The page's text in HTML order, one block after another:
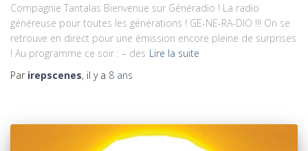
Compagnie Tantalas Bienvenue sur Généradio ! La radio
généreuse pour toutes les générations ! GE-NE-RA-DIO !!! On se
retrouve en direct pour une émission encore pleine de surprises
! Au programme ce soir : – des Lire la suite
Par irepscenes, il y a 8 ans